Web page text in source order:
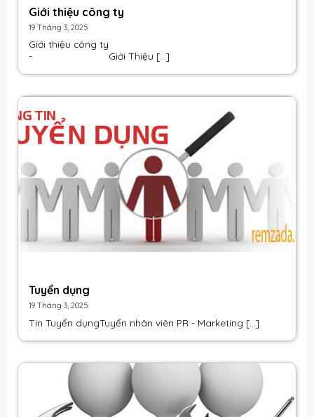
Giới thiệu công ty
19 Tháng 3, 2025
Giới thiệu công ty
-
Giới Thiệu [...]
Tuyển dụng
19 Tháng 3, 2025
Tin Tuyển dụngTuyển nhân viên PR - Marketing [...]